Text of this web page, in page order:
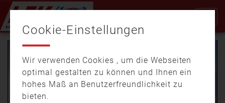
Cookie-Einstellungen
Wir verwenden Cookies , um die Webseiten
optimal gestalten zu können und Ihnen ein
hohes Maß an Benutzerfreundlichkeit zu
bieten.